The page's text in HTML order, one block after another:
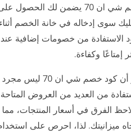
المنزلية، كود خصم شي ان 70
سوى إدخاله في خانة الخصم
الاستفادة من خصومات إضافية
إمتاعًا وكفاءة.
من الجدير
من العديد من العروض
الفرق في أسعار المنتجات،